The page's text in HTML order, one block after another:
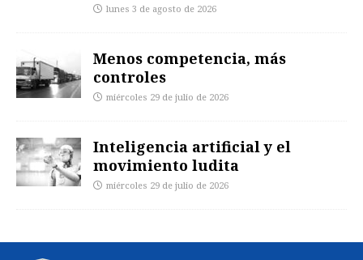
lunes 3 de agosto de 2026
Menos competencia, más
controles
miércoles 29 de julio de 2026
Inteligencia artificial y el
movimiento ludita
miércoles 29 de julio de 2026